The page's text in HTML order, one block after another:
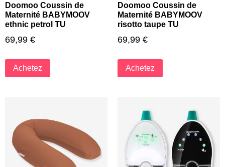
Doomoo Coussin de
Maternité BABYMOOV
ethnic petrol TU
69,99 €
Achetez
Doomoo Coussin de
Maternité BABYMOOV
risotto taupe TU
69,99 €
Achetez